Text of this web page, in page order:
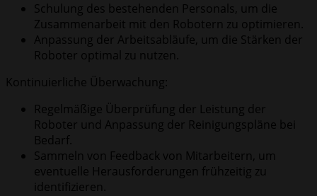
Schulung des bestehenden Personals, um die
Zusammenarbeit mit den Robotern zu optimieren.
Anpassung der Arbeitsabläufe, um die Stärken der
Roboter optimal zu nutzen.
Kontinuierliche Überwachung:
Regelmäßige Überprüfung der Leistung der
Roboter und Anpassung der Reinigungspläne bei
Bedarf.
Sammeln von Feedback von Mitarbeitern, um
eventuelle Herausforderungen frühzeitig zu
identifizieren.